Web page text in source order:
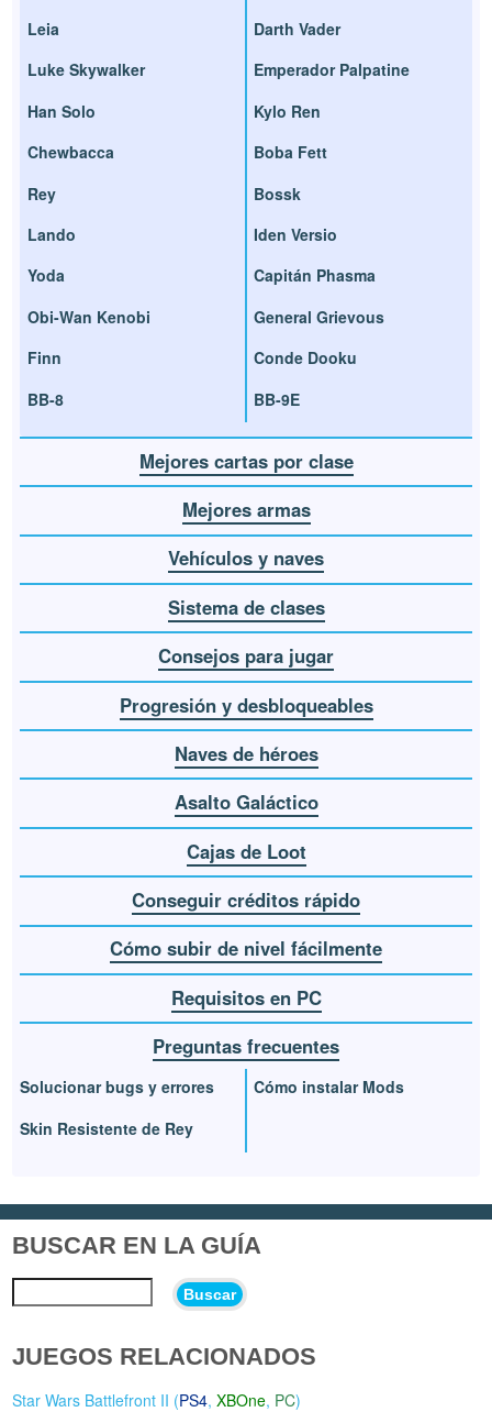
Leia
Luke Skywalker
Han Solo
Chewbacca
Rey
Lando
Yoda
Obi-Wan Kenobi
Finn
BB-8
Darth Vader
Emperador Palpatine
Kylo Ren
Boba Fett
Bossk
Iden Versio
Capitán Phasma
General Grievous
Conde Dooku
BB-9E
Mejores cartas por clase
Mejores armas
Vehículos y naves
Sistema de clases
Consejos para jugar
Progresión y desbloqueables
Naves de héroes
Asalto Galáctico
Cajas de Loot
Conseguir créditos rápido
Cómo subir de nivel fácilmente
Requisitos en PC
Preguntas frecuentes
Solucionar bugs y errores
Skin Resistente de Rey
Cómo instalar Mods
BUSCAR EN LA GUÍA
Buscar
JUEGOS RELACIONADOS
Star Wars Battlefront II (PS4,XBOne, PC)